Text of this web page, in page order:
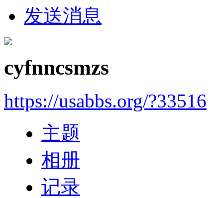
发送消息
cyfnncsmzs
https://usabbs.org/?33516
主题
相册
记录